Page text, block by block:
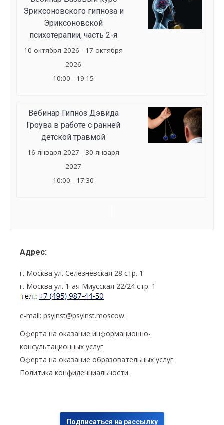
Эриксоновского гипноза и
Эриксоновской
психотерапии, часть 2-я
10 октября 2026 - 17 октября
2026
10:00 - 19:15
Вебинар Гипноз Дэвида
Гроува в работе с ранней
детской травмой
16 января 2027 - 30 января
2027
10:00 - 17:30
Адрес:
г. Москва ул. Селезнёвская 28 стр. 1
г. Москва ул. 1-ая Миусская 22/24 стр. 1
e-mail: psyinst@psyinst.moscow
Оферта на оказание информационно-
консультационных услуг
Оферта на оказание образовательных услуг
Политика конфиденциальности
Подписаться на рассылку